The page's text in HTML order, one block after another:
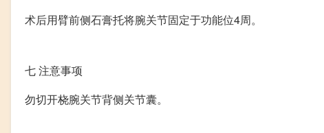
术后用臂前侧石膏托将腕关节固定于功能位4周。
七注意事项
勿切开桡腕关节背侧关节囊。